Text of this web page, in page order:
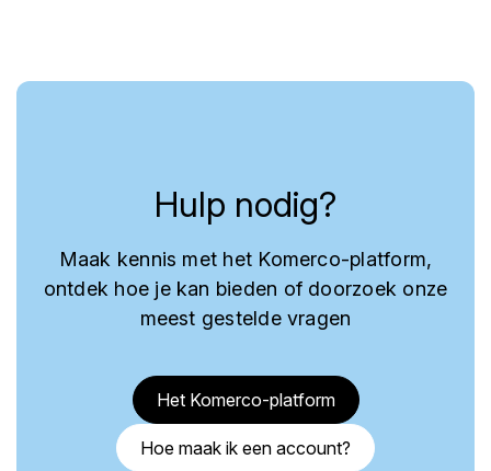
Hulp nodig?
Maak kennis met het Komerco-platform,
ontdek hoe je kan bieden of doorzoek onze
meest gestelde vragen
Het Komerco-platform
Hoe maak ik een account?